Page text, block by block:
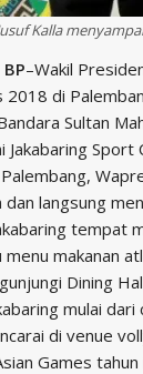
Kalla
–Wakil
2018 di
Sultan
Jakabaring
langsung
tempat
makanan
Dining
mulai
di venue
Games tahun